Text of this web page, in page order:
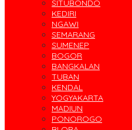
SITUBONDO
KEDIRI
NGAWI
SEMARANG
SUMENEP
BOGOR
BANGKALAN
TUBAN
KENDAL
YOGYAKARTA
MADIUN
PONOROGO